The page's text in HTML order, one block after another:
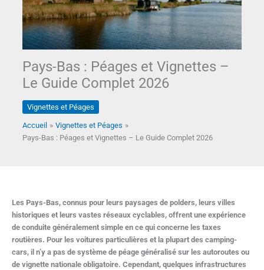
Pays-Bas : Péages et Vignettes –
Le Guide Complet 2026
Vignettes et Péages
Accueil
Vignettes et Péages
Pays-Bas : Péages et Vignettes – Le Guide Complet 2026
Les Pays-Bas, connus pour leurs paysages de polders, leurs villes
historiques et leurs vastes réseaux cyclables, offrent une expérience
de conduite généralement simple en ce qui concerne les taxes
routières. Pour les voitures particulières et la plupart des camping-
cars, il n’y a pas de système de péage généralisé sur les autoroutes ou
de vignette nationale obligatoire. Cependant, quelques infrastructures